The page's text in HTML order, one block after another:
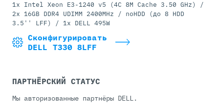
1x Intel Xeon E3-1240 v5 (4C 8M Cache 3.50 GHz) /
2x 16GB DDR4 UDIMM 2400MHz / noHDD (до 8 HDD
3.5'' LFF) / 1x DELL 495W
Сконфигурировать
DELL T330 8LFF
ПАРТНЁРСКИЙ СТАТУС
Мы авторизованные партнёры DELL.